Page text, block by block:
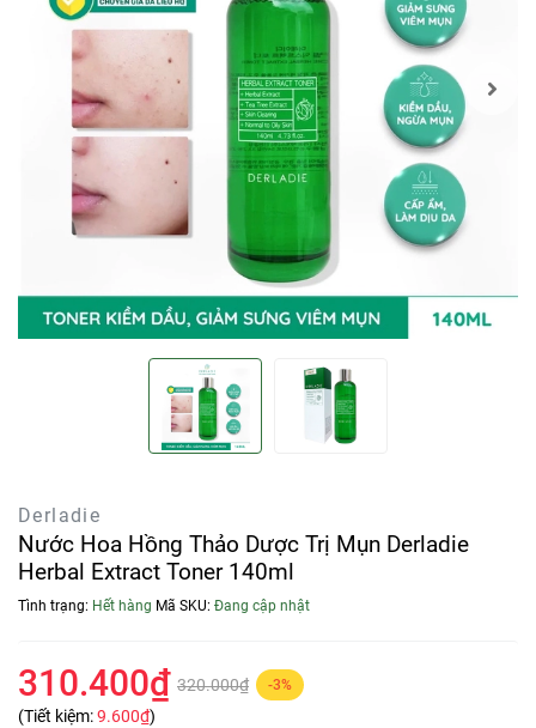
Derladie
Nước Hoa Hồng Thảo Dược Trị Mụn Derladie
Herbal Extract Toner 140ml
Tình trạng: Hết hàng Mã SKU: Đang cập nhật
310.400₫ 320.000₫ -3%
(Tiết kiệm:9.600₫)